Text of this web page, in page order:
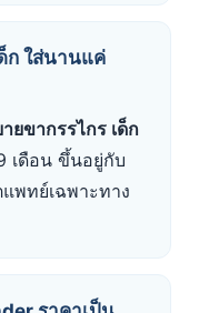
ก ใส่นานแค่
ยขากรรไกร เด็ก
เดือน ขึ้นอยู่กับ
พทย์เฉพาะทาง